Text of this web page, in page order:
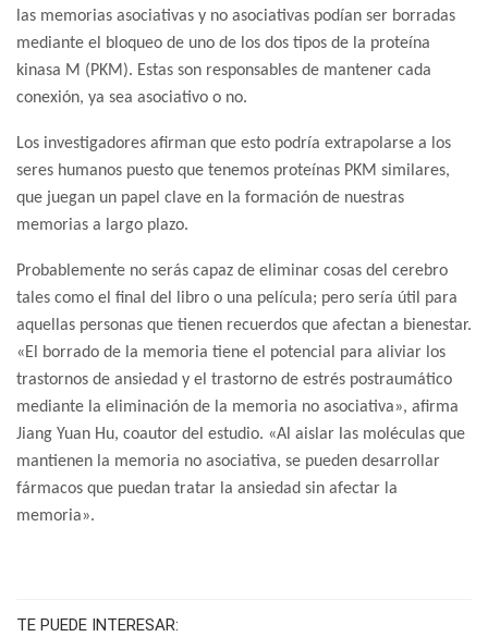
las memorias asociativas y no asociativas podían ser borradas
mediante el bloqueo de uno de los dos tipos de la proteína
kinasa M (PKM). Estas son responsables de mantener cada
conexión, ya sea asociativo o no.
Los investigadores afirman que esto podría extrapolarse a los
seres humanos puesto que tenemos proteínas PKM similares,
que juegan un papel clave en la formación de nuestras
memorias a largo plazo.
Probablemente no serás capaz de eliminar cosas del cerebro
tales como el final del libro o una película; pero sería útil para
aquellas personas que tienen recuerdos que afectan a bienestar.
«El borrado de la memoria tiene el potencial para aliviar los
trastornos de ansiedad y el trastorno de estrés postraumático
mediante la eliminación de la memoria no asociativa», afirma
Jiang Yuan Hu, coautor del estudio. «Al aislar las moléculas que
mantienen la memoria no asociativa, se pueden desarrollar
fármacos que puedan tratar la ansiedad sin afectar la
memoria».
TE PUEDE INTERESAR: